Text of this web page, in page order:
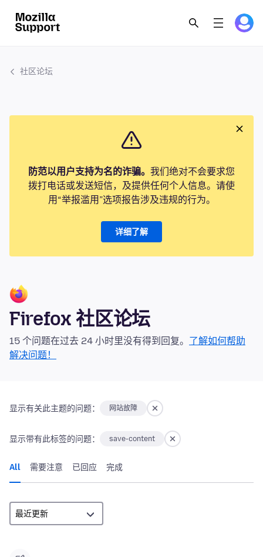
社区论坛
防范以用户支持为名的诈骗。 我们绝对不会要求您
拨打电话或发送短信，及提供任何个人信息。请使
用“举报滥用”选项报告涉及违规的行为。
详细了解
Firefox 社区论坛
15 个问题在过去 24 小时里没有得到回复。 了解如何帮助
解决问题！
显示有关此主题的问题： 网站故障
显示带有此标签的问题： save-content
All 需要注意 已回应 完成